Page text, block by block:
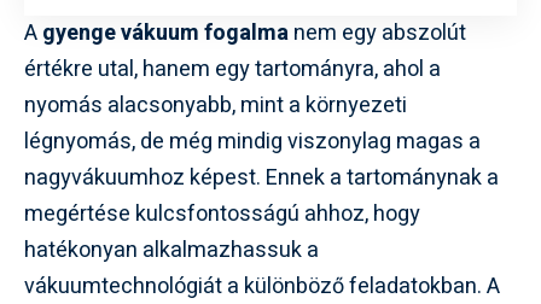
Agyenge vákuum fogalmanem egy abszolút
értékre utal, hanem egy tartományra, ahol a
nyomás alacsonyabb, mint a környezeti
légnyomás, de még mindig viszonylag magas a
nagyvákuumhoz képest. Ennek a tartománynak a
megértése kulcsfontosságú ahhoz, hogy
hatékonyan alkalmazhassuk a
vákuumtechnológiát a különböző feladatokban. A